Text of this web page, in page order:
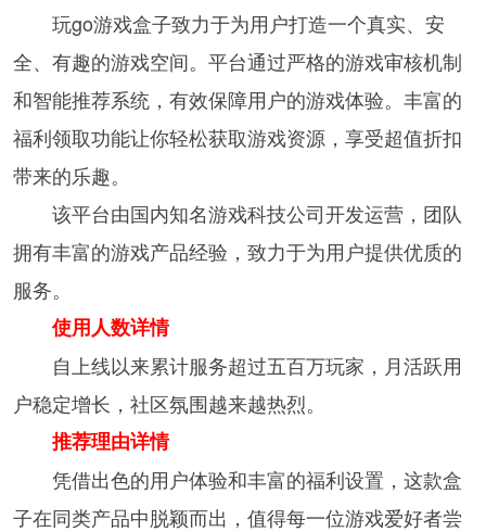
玩go游戏盒子致力于为用户打造一个真实、安
全、有趣的游戏空间。平台通过严格的游戏审核机制
和智能推荐系统，有效保障用户的游戏体验。丰富的
福利领取功能让你轻松获取游戏资源，享受超值折扣
带来的乐趣。
该平台由国内知名游戏科技公司开发运营，团队
拥有丰富的游戏产品经验，致力于为用户提供优质的
服务。
使用人数详情
自上线以来累计服务超过五百万玩家，月活跃用
户稳定增长，社区氛围越来越热烈。
推荐理由详情
凭借出色的用户体验和丰富的福利设置，这款盒
子在同类产品中脱颖而出，值得每一位游戏爱好者尝